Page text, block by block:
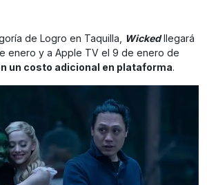
de Logro en Taquilla, Wickedllegará
enero y a Apple TV el 9 de enero de
un costo adicional en plataforma.